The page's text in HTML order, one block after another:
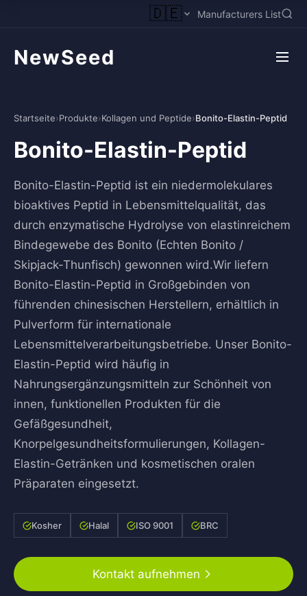
🇩🇪 Manufacturers List
NewSeed
Startseite›Produkte›Kollagen und Peptide›Bonito-Elastin-Peptid
Bonito-Elastin-Peptid
Bonito-Elastin-Peptid ist ein niedermolekulares
bioaktives Peptid in Lebensmittelqualität, das
durch enzymatische Hydrolyse von elastinreichem
Bindegewebe des Bonito (Echten Bonito /
Skipjack-Thunfisch) gewonnen wird.Wir liefern
Bonito-Elastin-Peptid in Großgebinden von
führenden chinesischen Herstellern, erhältlich in
Pulverform für internationale
Lebensmittelverarbeitungsbetriebe. Unser Bonito-
Elastin-Peptid wird häufig in
Nahrungsergänzungsmitteln zur Schönheit von
innen, funktionellen Produkten für die
Gefäßgesundheit,
Knorpelgesundheitsformulierungen, Kollagen-
Elastin-Getränken und kosmetischen oralen
Präparaten eingesetzt.
Kosher Halal ISO 9001 BRC
Kontakt aufnehmen